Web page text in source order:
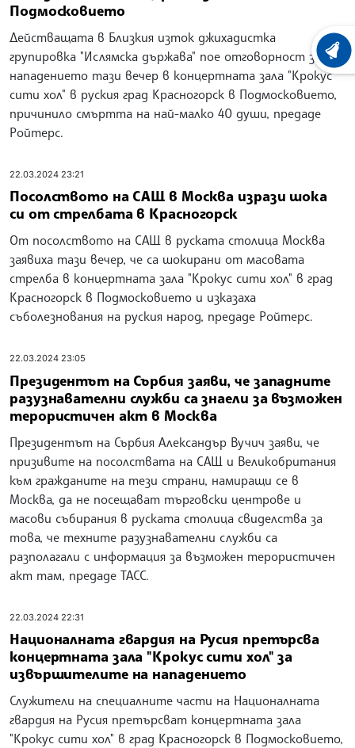
Подмосковието
Действащата в Близкия изток джихадистка
групировка "Ислямска държава" пое отговорност за
нападението тази вечер в концертната зала "Крокус
сити хол" в руския град Красногорск в Подмосковието,
причинило смъртта на най-малко 40 души, предаде
Ройтерс.
22.03.2024 23:21
Посолството на САЩ в Москва изрази шока
си от стрелбата в Красногорск
От посолството на САЩ в руската столица Москва
заявиха тази вечер, че са шокирани от масовата
стрелба в концертната зала "Крокус сити хол" в град
Красногорск в Подмосковието и изказаха
съболезнования на руския народ, предаде Ройтерс.
22.03.2024 23:05
Президентът на Сърбия заяви, че западните
разузнавателни служби са знаели за възможен
терористичен акт в Москва
Президентът на Сърбия Александър Вучич заяви, че
призивите на посолствата на САЩ и Великобритания
към гражданите на тези страни, намиращи се в
Москва, да не посещават търговски центрове и
масови събирания в руската столица свиделства за
това, че техните разузнавателни служби са
разполагали с информация за възможен терористичен
акт там, предаде ТАСС.
22.03.2024 22:31
Националната гвардия на Русия претърсва
концертната зала "Крокус сити хол" за
извършителите на нападението
Служители на специалните части на Националната
гвардия на Русия претърсват концертната зала
"Крокус сити хол" в град Красногорск в Подмосковието,